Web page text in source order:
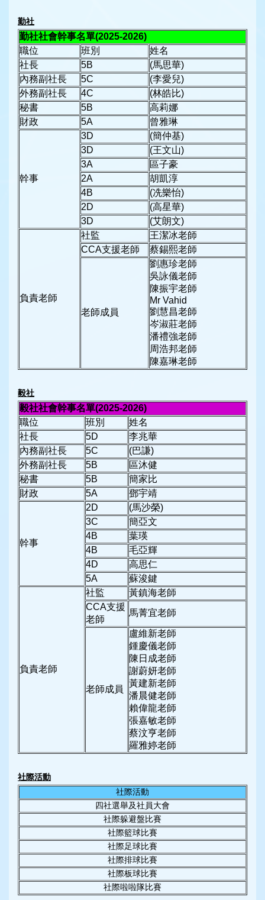
勤社
勤社社會幹事名單(2025-2026)
職位
班別
姓名
社長
5B
(馬思華)
內務副社長
5C
(李愛兒)
外務副社長
4C
(林皓比)
秘書
5B
高莉娜
財政
5A 曾雅琳
幹事
3D
(簡仲基)
3D
(王文山)
3A
區子豪
2A
胡凱淳
4B
(冼樂怡)
2D
(高星華)
3D
(艾朗文)
負責老師
社監
王潔冰老師
CCA支援老師
蔡錫熙老師
老師成員
劉惠珍老師
吳詠儀老師
陳振宇老師
Mr Vahid
劉慧昌老師
岑淑莊老師
潘禮強老師
周浩邦老師
陳嘉琳老師
毅社
毅社社會幹事名單(2025-2026)
職位
班別
姓名
社長
5D
李兆華
內務副社長
5C
(巴謙)
外務副社長
5B
區沐健
秘書
5B
簡家比
財政
5A 鄧宇靖
幹事
2D
(馬沙榮)
3C
簡亞文
4B
葉瑛
4B
毛亞輝
4D
高思仁
5A
蘇浚鍵
負責老師
社監
黃鎮海老師
CCA支援
老師
馬菁宜老師
老師成員
盧維新老師
鍾慶儀老師
陳日成老師
謝蔚妍老師
黃建新老師
潘晨健老師
賴偉龍老師
張嘉敏老師
蔡汶亨老師
羅雅婷老師
社際活動
社際活動
四社選舉及社員大會
社際躲避盤比賽
社際籃球比賽
社際足球比賽
社際排球比賽
社際板球比賽
社際啦啦隊比賽